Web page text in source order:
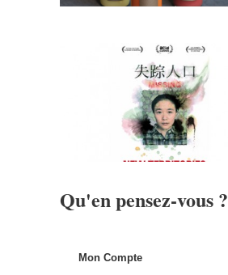
Qu'en pensez-vous ?
Mon Compte